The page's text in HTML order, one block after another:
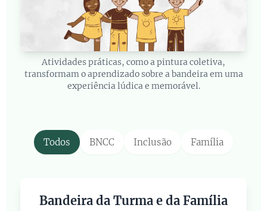
Atividades práticas, como a pintura coletiva,
transformam o aprendizado sobre a bandeira em uma
experiência lúdica e memorável.
Todos BNCC Inclusão Família
Bandeira da Turma e da Família